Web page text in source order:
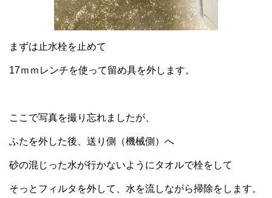
まずは止水栓を止めて
17ｍｍレンチを使って留め具を外します。
ここで写真を撮り忘れましたが、
ふたを外した後、送り側（機械側）へ
砂の混じった水が行かないようにタオルで栓をして
そっとフィルタを外して、水を流しながら掃除をします。